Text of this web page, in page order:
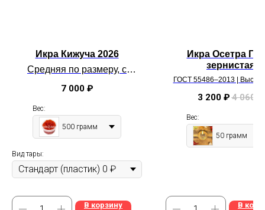
Икра Кижуча 2026
Средняя по размеру, с
ценителей
7 000 ₽
Вес:
500 грамм
Вид тары:
В корзину
Икра Осетра
зернистая
ГОСТ 55486–2013 |
консервантов
3 200 ₽4 060
Вес:
50 грамм
В